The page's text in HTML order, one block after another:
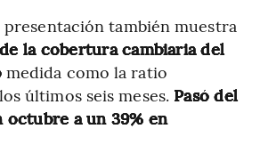
presentación también muestra
la cobertura cambiaria del
medida como la ratio
últimos seis meses. Pasó del
octubre a un 39% en